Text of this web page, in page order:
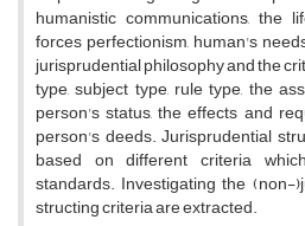
humanistic communications, the
forces perfectionism, human's
jurisprudential philosophy and the
type, subject type, rule type, the
person's status, the effects and
person's deeds. Jurisprudential
based on different criteria
standards. Investigating the (non-
structing criteria are extracted.